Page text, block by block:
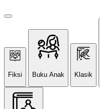
Fiksi Buku Anak Klasik